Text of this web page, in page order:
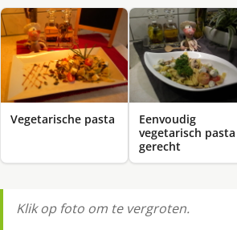
Vegetarische pasta
Eenvoudig
vegetarisch pasta
gerecht
Klik op foto om te vergroten.